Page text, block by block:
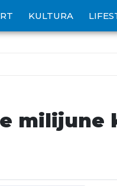
KULTURA
milijune